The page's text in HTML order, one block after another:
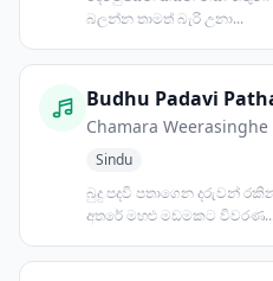
බලන්න තාමත් බැරි උනා...
Budhu Padavi
Chamara Weerasinghe
Sindu
බුදු පදවි පතාගෙන දරුවන්
අතරේ මහළු මඩමකට විවරණ...